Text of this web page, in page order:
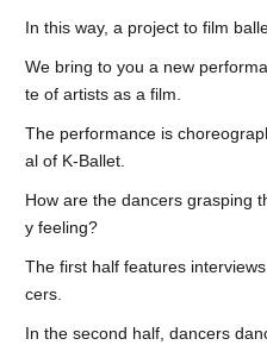
In this way, a project to film
We bring to you a new
te of artists as a film.
The performance is
al of K-Ballet.
How are the dancers grasping
y feeling?
The first half features
cers.
In the second half, dancers